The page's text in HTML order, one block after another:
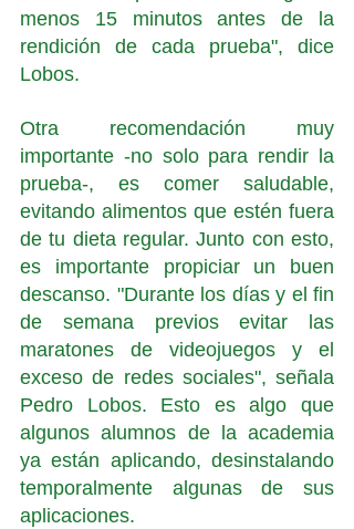
menos 15 minutos antes de la
rendición de cada prueba", dice
Lobos.
Otra recomendación muy
importante -no solo para rendir la
prueba-, es comer saludable,
evitando alimentos que estén fuera
de tu dieta regular. Junto con esto,
es importante propiciar un buen
descanso. "Durante los días y el fin
de semana previos evitar las
maratones de videojuegos y el
exceso de redes sociales", señala
Pedro Lobos. Esto es algo que
algunos alumnos de la academia
ya están aplicando, desinstalando
temporalmente algunas de sus
aplicaciones.